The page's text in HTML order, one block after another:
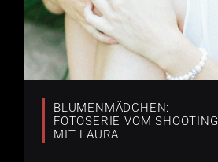
BLUMENMÄDCHEN:
FOTOSERIE VOM SHOOTING
MIT LAURA